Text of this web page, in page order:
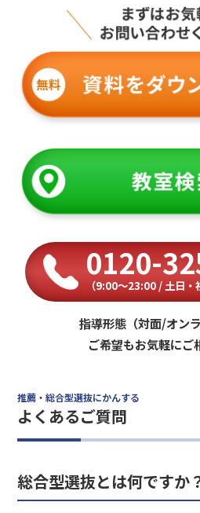
0120-
（9:00〜23:00 / 土日・
指導形態（対面/オン
ご希望もお気軽にご
推薦・総合型選抜にかんする
よくあるご質問
総合型選抜とは何ですか